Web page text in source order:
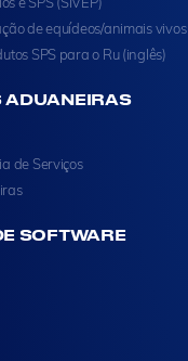
de equídeos/animais vivos
SPS para o Ru (inglês)
ADUANEIRAS
de Serviços
SOFTWARE